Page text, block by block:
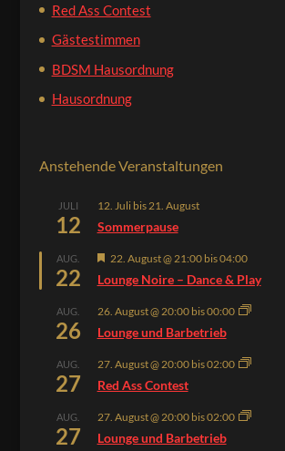
Red Ass Contest
Gästestimmen
BDSM Hausordnung
Hausordnung
Anstehende Veranstaltungen
JULI
12
12. Julibis21. August
Sommerpause
AUG.
22
Hervorgehoben
22. August @ 21:00bis04:00
Lounge Noire – Dance & Play
AUG.
26
26. August @ 20:00bis00:00
Lounge und Barbetrieb
AUG.
27
27. August @ 20:00bis02:00
Red Ass Contest
AUG.
27
27. August @ 20:00bis02:00
Lounge und Barbetrieb